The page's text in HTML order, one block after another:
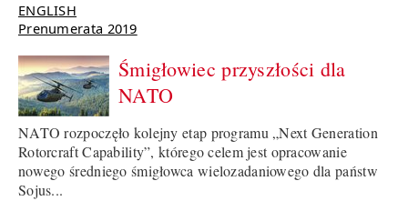
ENGLISH
Prenumerata 2019
Śmigłowiec przyszłości dla
NATO
NATO rozpoczęło kolejny etap programu „Next Generation
Rotorcraft Capability”, którego celem jest opracowanie
nowego średniego śmigłowca wielozadaniowego dla państw
Sojus...